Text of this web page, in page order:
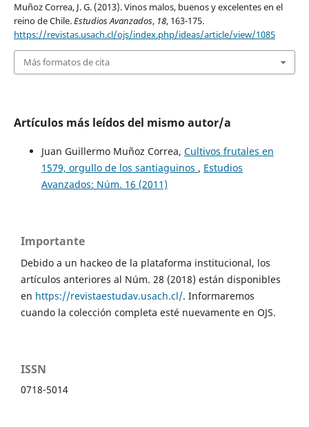
Muñoz Correa, J. G. (2013). Vinos malos, buenos y excelentes en el
reino de Chile.Estudios Avanzados, 18, 163-175.
https://revistas.usach.cl/ojs/index.php/ideas/article/view/1085
Más formatos de cita
Artículos más leídos del mismo autor/a
Juan Guillermo Muñoz Correa, Cultivos frutales en
1579, orgullo de los santiaguinos , Estudios
Avanzados: Núm. 16 (2011)
Importante
Debido a un hackeo de la plataforma institucional, los
artículos anteriores al Núm. 28 (2018) están disponibles
en https://revistaestudav.usach.cl/. Informaremos
cuando la colección completa esté nuevamente en OJS.
ISSN
0718-5014